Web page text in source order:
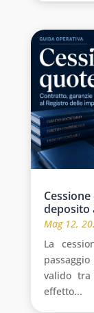
deposito
Mag 12,
La
valido
effetto...